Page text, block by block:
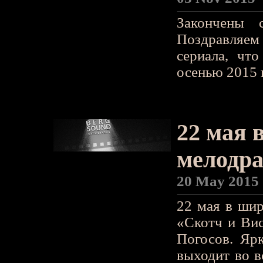
Закончены
сериала,
осенью 2015
22 мая
20 May 2015
22 мая в
«Скотч и
Погосов.
выходит во